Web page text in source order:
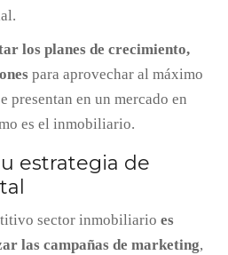
los planes de crecimiento,
para aprovechar al máximo
presentan en un mercado en
es el inmobiliario.
estrategia de
sector inmobiliario es
las campañas de marketing,